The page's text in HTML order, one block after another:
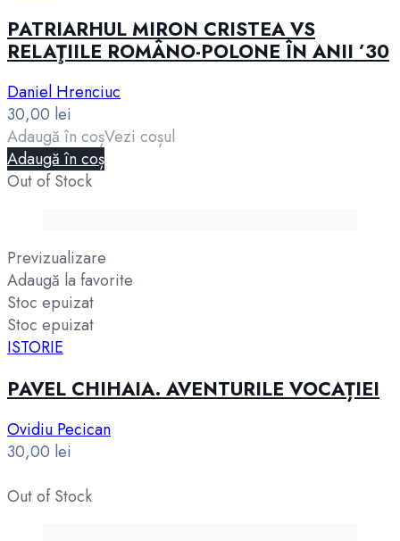
PATRIARHUL MIRON CRISTEA VS
RELAŢIILE ROMÂNO-POLONE ÎN ANII ’30
Daniel Hrenciuc
30,00 lei
Adaugă în coșVezi coșul
Adaugă în coș
Out of Stock
Previzualizare
Adaugă la favorite
Stoc epuizat
Stoc epuizat
ISTORIE
PAVEL CHIHAIA. AVENTURILE VOCAȚIEI
Ovidiu Pecican
30,00 lei
Out of Stock